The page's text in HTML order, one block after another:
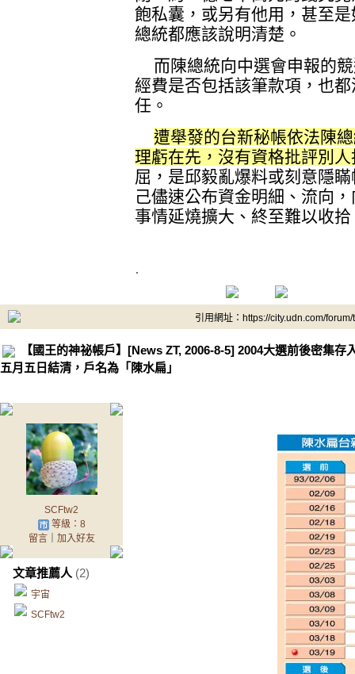
飽私囊，或另有他用，甚至
總統都應該說明清楚。
而陳總統向中選會申報的
經費是否包括該筆款項，也
任。
遭舉發的台新秘帳依法陳
理虧在先，沒有資格批評別
屈，是邱毅亂爆料或刻意隱
己儘速公布資金明細、流向
事情延燒擴大、終至難以收拾
.
引用網址：https://city.udn.com/
【國王的神祕帳戶】[News ZT, 2006-8-5] 2004大選前後密集
五月五日結清，戶名為「陳水扁」
SCFtw2
等級：8
留言｜ 加入好友
文章推薦人 (2)
宇宙
SCFtw2